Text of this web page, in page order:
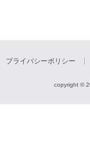
プライバシーポリシー
copyright ©